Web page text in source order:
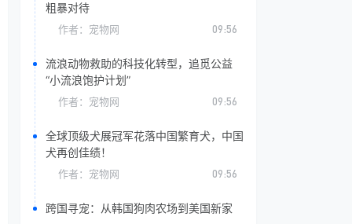
粗暴对待
作者： 宠物网 09:56
流浪动物救助的科技化转型，追觅公益
“小流浪饱护计划”
作者： 宠物网 09:56
全球顶级犬展冠军花落中国繁育犬，中国
犬再创佳绩！
作者： 宠物网 09:56
跨国寻宠：从韩国狗肉农场到美国新家